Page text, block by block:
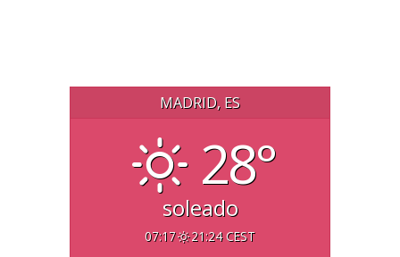
MADRID, ES
28°
soleado
07:17 21:24 CEST